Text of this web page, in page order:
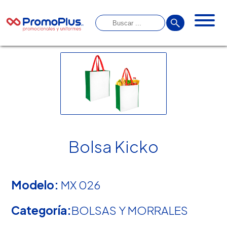
Bolsa Kicko
Modelo: MX 026
Categoría:BOLSAS Y MORRALES